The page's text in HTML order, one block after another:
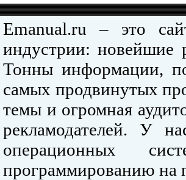
Emanual.ru – это
индустрии: новейшие
Тонны информации,
самых продвинутых
темы и огромная
рекламодателей. У
операционных
программированию на